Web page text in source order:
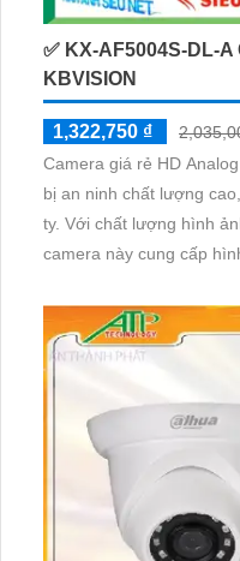
✅ KX-AF5004S-DL-
KBVISION
1,322,750 ₫
Camera giá rẻ HD
bị an ninh chất lượng
ty. Với chất lượng hình ảnh sắc nét và độ phân giải cao,
camera này cung cấp hình
lắp đặt và điều chỉnh